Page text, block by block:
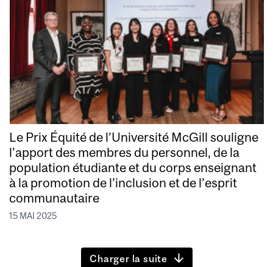
Le Prix Équité de l’Université McGill souligne
l’apport des membres du personnel, de la
population étudiante et du corps enseignant
à la promotion de l’inclusion et de l’esprit
communautaire
15 MAI 2025
Charger la suite